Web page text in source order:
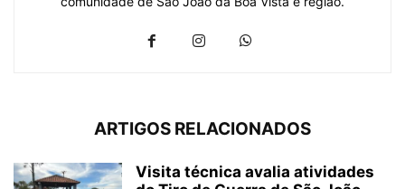
ARTIGOS RELACIONADOS
Visita técnica avalia atividades